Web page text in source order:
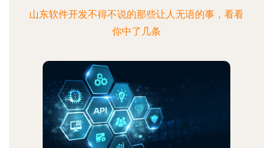
山东软件开发不得不说的那些让人无语的事，看看
你中了几条